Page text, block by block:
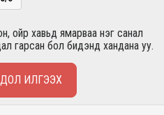
ойр хавьд ямарваа нэг санал
гарсан бол бидэнд хандана уу.
ИЛГЭЭХ